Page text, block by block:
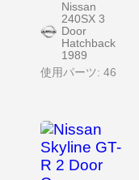
Nissan
240SX 3
Door
Hatchback
1989
使用パーツ: 46